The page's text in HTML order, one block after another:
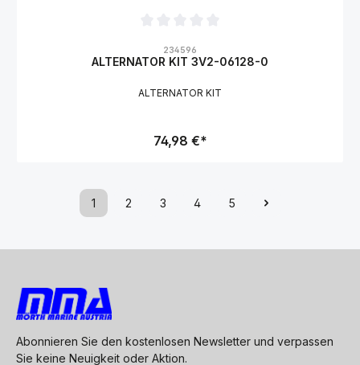
234596
ALTERNATOR KIT 3V2-06128-0
ALTERNATOR KIT
74,98 €*
1 2 3 4 5
Abonnieren Sie den kostenlosen Newsletter und verpassen
Sie keine Neuigkeit oder Aktion.